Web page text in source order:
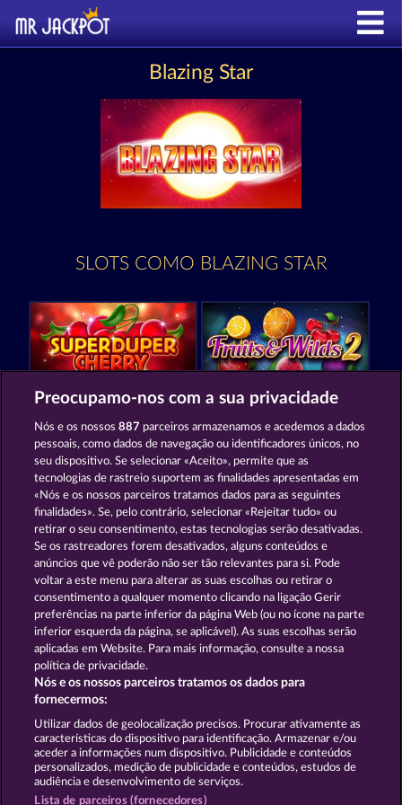
Blazing Star
SLOTS COMO BLAZING STAR
Super Duper Cherry Fruits & Wilds 2
Tower of Power Back to the Fruits RoAR
Termos e Condições
Declaração de Privacidade e Cookies Marca
Empresa Perguntas frequentes
Enviar pedido de rescisão
Preocupamo-nos com a sua privacidade
Nós e os nossos887 parceiros armazenamos e acedemos a dados
pessoais, como dados de navegação ou identificadores únicos, no
seu dispositivo. Se selecionar «Aceito», permite que as
tecnologias de rastreio suportem as finalidades apresentadas em
«Nós e os nossos parceiros tratamos dados para as seguintes
finalidades». Se, pelo contrário, selecionar «Rejeitar tudo» ou
retirar o seu consentimento, estas tecnologias serão desativadas.
Se os rastreadores forem desativados, alguns conteúdos e
anúncios que vê poderão não ser tão relevantes para si. Pode
voltar a este menu para alterar as suas escolhas ou retirar o
consentimento a qualquer momento clicando na ligação Gerir
preferências na parte inferior da página Web (ou no ícone na parte
inferior esquerda da página, se aplicável). As suas escolhas serão
aplicadas em Website. Para mais informação, consulte a nossa
política de privacidade.
Nós e os nossos parceiros tratamos os dados para
fornecermos:
Utilizar dados de geolocalização precisos. Procurar ativamente as
características do dispositivo para identificação. Armazenar e/ou
aceder a informações num dispositivo. Publicidade e conteúdos
personalizados, medição de publicidade e conteúdos, estudos de
audiência e desenvolvimento de serviços.
Lista de parceiros (fornecedores)